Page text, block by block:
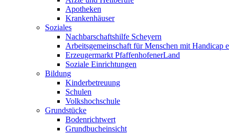
Apotheken
Krankenhäuser
Soziales
Nachbarschaftshilfe Scheyern
Arbeitsgemeinschaft für Menschen mit Handicap
Erzeugermarkt PfaffenhofenerLand
Soziale Einrichtungen
Bildung
Kinderbetreuung
Schulen
Volkshochschule
Grundstücke
Bodenrichtwert
Grundbucheinsicht